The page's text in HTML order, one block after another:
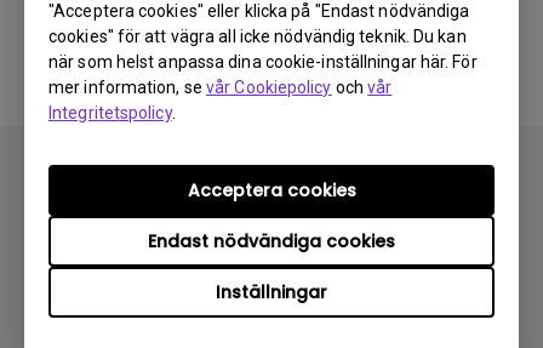
"Acceptera cookies" eller klicka på "Endast nödvändiga
cookies" för att vägra all icke nödvändig teknik. Du kan
när som helst anpassa dina cookie-inställningar här. För
mer information, se vår Cookiepolicy ochvår
Integritetspolicy.
Inställningar
Endast nödvändiga cookies
Acceptera cookies
Ingen relaterad handbok
Prenumerera